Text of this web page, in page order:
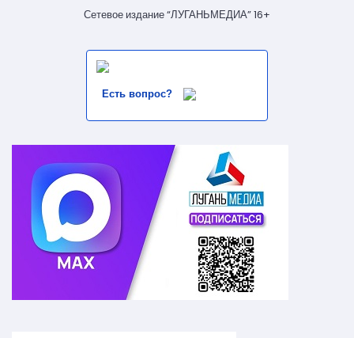
Сетевое издание “ЛУГАНЬМЕДИА” 16+
Есть вопрос?